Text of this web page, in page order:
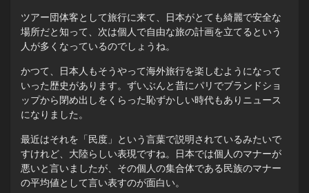
ツアー団体客として旅行に来て、日本がとても綺麗で安全な
場所だと知って、次は個人で自由な旅の計画を立てるという
人が多くなっているのでしょうね。
かつて、日本人もそうやって海外旅行を楽しむようになって
いった歴史があります。ずいぶんと昔にパリでブランドショ
ップから閉め出しをくらった恥ずかしい時代もありニュース
になりました。
最近はそれを「民度」という言葉で説明されているみたいで
すけれど、大陸らしい表現ですね。日本では個人のマナーが
悪いと言いましたが、その個人の集合体である民族のマナー
の平均値として言い表すのが面白い。